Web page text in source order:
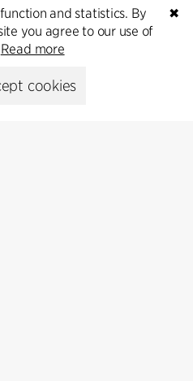
✖
and statistics. By
you agree to our use of
Read more
cookies